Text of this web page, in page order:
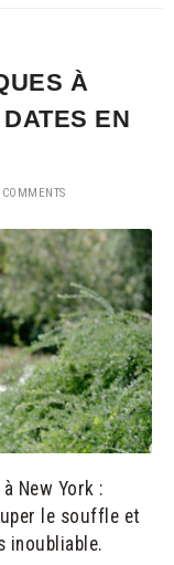
À
EN
COMMENTS
New York :
le souffle et
inoubliable.